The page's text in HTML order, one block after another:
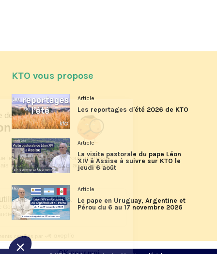
KTO vous propose
Article
Les reportages d'été 2026 de KTO
Article
La visite pastorale du pape Léon
XIV à Assise à suivre sur KTO le
jeudi 6 août
Article
Le pape en Uruguay, Argentine et
Pérou du 6 au 17 novembre 2026